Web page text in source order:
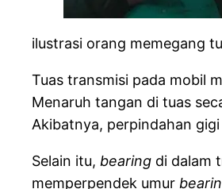
ilustrasi orang memegang
Tuas transmisi pada mobil
Menaruh tangan di tuas
Akibatnya, perpindahan
Selain itu, bearing di dalam
memperpendek umur